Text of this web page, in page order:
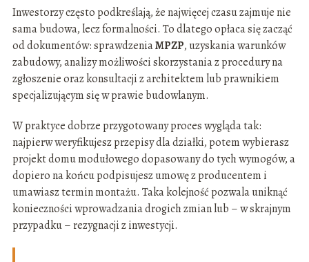
Inwestorzy często podkreślają, że najwięcej czasu zajmuje nie
sama budowa, lecz formalności. To dlatego opłaca się zacząć
od dokumentów: sprawdzeniaMPZP, uzyskania warunków
zabudowy, analizy możliwości skorzystania z procedury na
zgłoszenie oraz konsultacji z architektem lub prawnikiem
specjalizującym się w prawie budowlanym.
W praktyce dobrze przygotowany proces wygląda tak:
najpierw weryfikujesz przepisy dla działki, potem wybierasz
projekt domu modułowego dopasowany do tych wymogów, a
dopiero na końcu podpisujesz umowę z producentem i
umawiasz termin montażu. Taka kolejność pozwala uniknąć
konieczności wprowadzania drogich zmian lub – w skrajnym
przypadku – rezygnacji z inwestycji.